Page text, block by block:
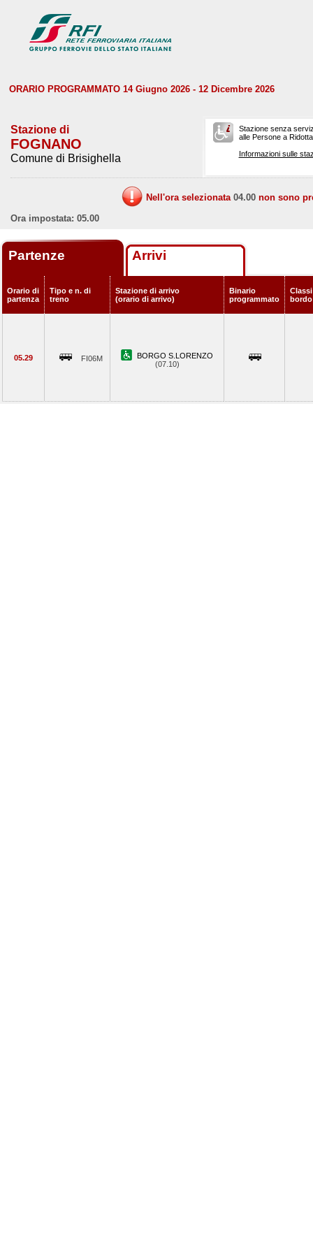
ORARIO PROGRAMMATO 14 Giugno 2026 - 12 Dicembre 2026
Stazione di
FOGNANO
Comune di Brisighella
Stazione senza
alle Persone a
Informazioni sulle
Nell'ora selezionata 04.00 non sono
Ora impostata: 05.00
Partenze Arrivi
Orario di
partenza
Tipo e n. di
treno
Stazione di arrivo
(orario di arrivo)
Binario
programmato
bordo
05.29 FI06M
BORGO S.LORENZO
(07.10)